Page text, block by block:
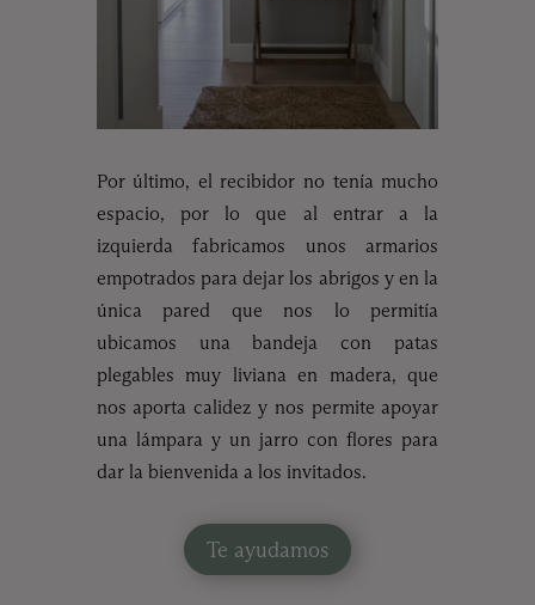
Por último, el recibidor no tenía mucho
espacio, por lo que al entrar a la
izquierda fabricamos unos armarios
empotrados para dejar los abrigos y en la
única pared que nos lo permitía
ubicamos una bandeja con patas
plegables muy liviana en madera, que
nos aporta calidez y nos permite apoyar
una lámpara y un jarro con flores para
dar la bienvenida a los invitados.
Te ayudamos